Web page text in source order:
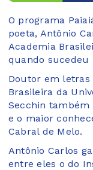
O programa
poeta, Antônio
Academia
quando sucedeu
Doutor em
Brasileira da
Secchin
e o maior
Cabral de Melo.
Antônio Carlos
entre eles o do